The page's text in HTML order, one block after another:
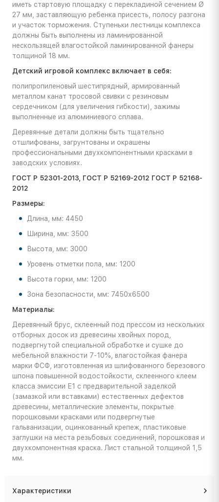
иметь стартовую площадку с перекладиной сечением Ø
27 мм, заставляющую ребенка присесть, полосу разгона
и участок торможения. Ступеньки лестницы комплекса
должны быть выполнены из ламинированной
нескользящей влагостойкой ламинированной фанеры
толщиной 18 мм.
Детский игровой комплекс включает в себя:
полипропиленовый шестипрядный, армированный
металлом канат тросовой свивки с резиновым
сердечником (для увеличения гибкости), зажимы
выполненные из алюминиевого сплава.
Деревянные детали должны быть тщательно
отшлифованы, загрунтованы и окрашены
профессиональными двухкомпонентными красками в
заводских условиях.
ГОСТ Р 52301-2013, ГОСТ Р 52169-2012 ГОСТ Р 52168-
2012
Размеры:
Длина, мм: 4450
Ширина, мм: 3500
Высота, мм: 3000
Уровень отметки пола, мм: 1200
Высота горки, мм: 1200
Зона безопасности, мм: 7450х6500
Материалы:
Деревянный брус, склеенный под прессом из нескольких
отборных досок из древесины хвойных пород,
подвергнутой специальной обработке и сушке до
мебельной влажности 7-10%, влагостойкая фанера
марки ФСФ, изготовленная из шлифованного березового
шпона повышенной водостойкости, склеенного клеем
класса эмиссии Е1 с предварительной заделкой
(замазкой или вставками) естественных дефектов
древесины, металлические элементы, покрытые
порошковыми красками или подвергнутые
гальванизации, оцинкованный крепеж, пластиковые
заглушки на места резьбовых соединений, порошковая и
двухкомпонентная краска. Лист стальной толщиной 1,5
мм.
Характеристики